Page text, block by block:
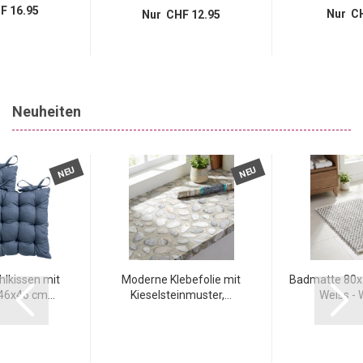
16.95
Nur CHF 12.95 Nur
Neuheiten
NEU
mit
cm...
NEU
Moderne Klebefolie mit
Kieselsteinmuster,...
Badmatte
Weiss -